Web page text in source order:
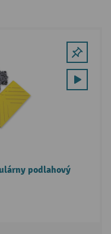
podlahový